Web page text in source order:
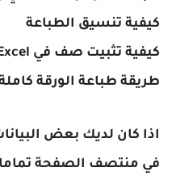
كيفية تنسيق الطباعة
كيفية تثبيت صف في Excel في الطباعة
طريقة طباعة الورقة
اذا كان لديك بعض
في منتصف الصفحة تماما